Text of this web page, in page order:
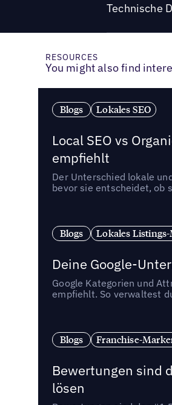
Technische
RESOURCES
You might also find
Blogs Lokales SEO
Local SEO vs
empfiehlt
Der Unterschied lokale
bevor sie entscheidet, ob
Blogs Lokales
Deine Google-
Google Kategorien und
empfiehlt. So verwaltest
Blogs Franchise-
Bewertungen sind
lösen